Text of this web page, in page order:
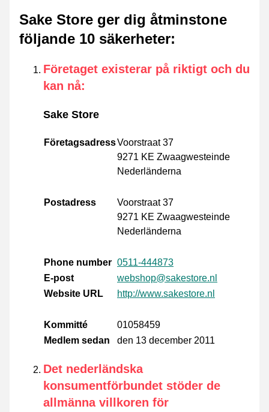
Sake Store ger dig åtminstone
följande 10 säkerheter:
Företaget existerar på riktigt och du
kan nå:
Sake Store
FöretagsadressVoorstraat 37
9271 KE Zwaagwesteinde
Nederländerna
Postadress
Voorstraat 37
9271 KE Zwaagwesteinde
Nederländerna
Phone number 0511-444873
E-post
webshop@sakestore.nl
Website URL
http://www.sakestore.nl
Kommitté
01058459
Medlem sedan
den 13 december 2011
Det nederländska
konsumentförbundet stöder de
allmänna villkoren för